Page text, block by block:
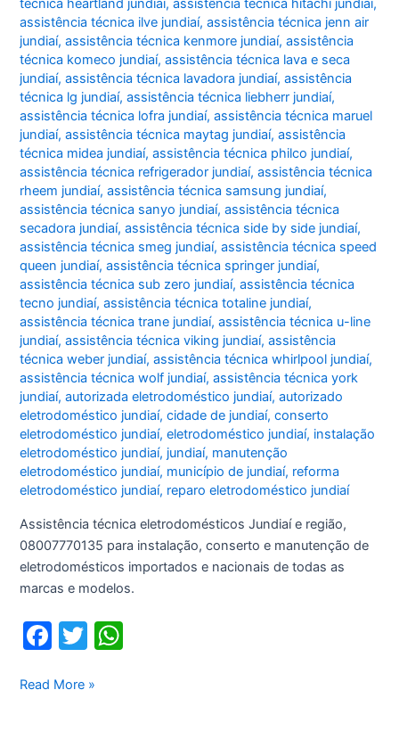
técnica heartland jundiaí,assistência técnica hitachi jundiaí,
assistência técnica ilve jundiaí,assistência técnica jenn air
jundiaí,assistência técnica kenmore jundiaí,assistência
técnica komeco jundiaí,assistência técnica lava e seca
jundiaí,assistência técnica lavadora jundiaí,assistência
técnica lg jundiaí,assistência técnica liebherr jundiaí,
assistência técnica lofra jundiaí,assistência técnica maruel
jundiaí,assistência técnica maytag jundiaí,assistência
técnica midea jundiaí,assistência técnica philco jundiaí,
assistência técnica refrigerador jundiaí,assistência técnica
rheem jundiaí,assistência técnica samsung jundiaí,
assistência técnica sanyo jundiaí,assistência técnica
secadora jundiaí,assistência técnica side by side jundiaí,
assistência técnica smeg jundiaí,assistência técnica speed
queen jundiaí,assistência técnica springer jundiaí,
assistência técnica sub zero jundiaí,assistência técnica
tecno jundiaí,assistência técnica totaline jundiaí,
assistência técnica trane jundiaí,assistência técnica u-line
jundiaí,assistência técnica viking jundiaí,assistência
técnica weber jundiaí,assistência técnica whirlpool jundiaí,
assistência técnica wolf jundiaí,assistência técnica york
jundiaí,autorizada eletrodoméstico jundiaí,autorizado
eletrodoméstico jundiaí,cidade de jundiaí,conserto
eletrodoméstico jundiaí,eletrodoméstico jundiaí, instalação
eletrodoméstico jundiaí, jundiaí, manutenção
eletrodoméstico jundiaí, município de jundiaí, reforma
eletrodoméstico jundiaí, reparo eletrodoméstico jundiaí
Assistência técnica eletrodomésticos Jundiaí e região,
08007770135 para instalação, conserto e manutenção de
eletrodomésticos importados e nacionais de todas as
marcas e modelos.
F
c
T
itt
Assistência
Read More »